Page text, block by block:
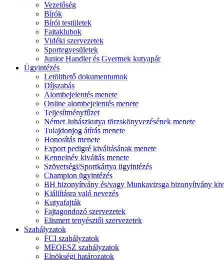
Vezetőség
Bírók
Bírói testületek
Fajtaklubok
Vidéki szervezetek
Sportegyesületek
Junior Handler és Gyermek kutyapár
Ügyintézés
Letölthető dokumentumok
Díjszabás
Alombejelentés menete
Online alombejelentés menete
Teljesítményfűzet
Német Juhászkutya törzskönyvezésének menete
Tulajdonjog átírás menete
Honosítás menete
Export pedigré kiváltásának menete
Kennelnév kiváltás menete
Szövetségi/Sportkártya ügyintézés
Champion ügyintézés
BH bizonyítvány és/vagy Munkavizsga bizonyítvány
Kiállításra való nevezés
Kutyafajták
Fajtagondozó szervezetek
Elismert tenyésztői szervezetek
Szabályzatok
FCI szabályzatok
MEOESZ szabályzatok
Elnökségi határozatok